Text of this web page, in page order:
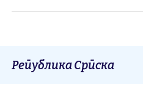
Република Српска